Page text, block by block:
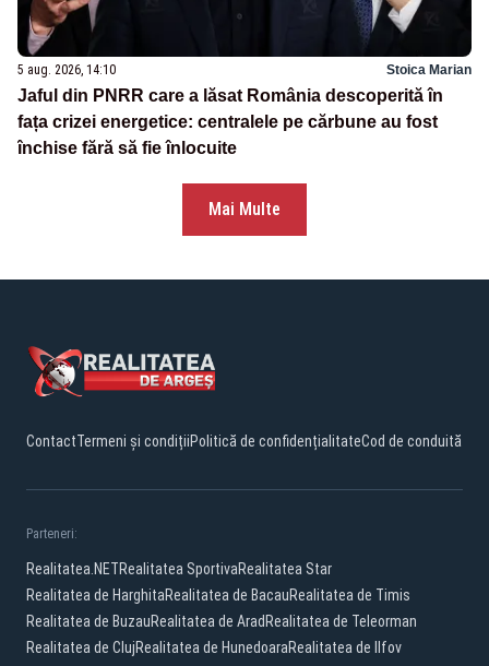
5 aug. 2026, 14:10 Stoica Marian
Jaful din PNRR care a lăsat România descoperită în
fața crizei energetice: centralele pe cărbune au fost
închise fără să fie înlocuite
Mai Multe
ContactTermeni și condițiiPolitică de confidențialitateCod de conduită
Parteneri:
Realitatea.NETRealitatea SportivaRealitatea Star
Realitatea de HarghitaRealitatea de BacauRealitatea de Timis
Realitatea de BuzauRealitatea de Arad Realitatea de Teleorman
Realitatea de ClujRealitatea de HunedoaraRealitatea de Ilfov